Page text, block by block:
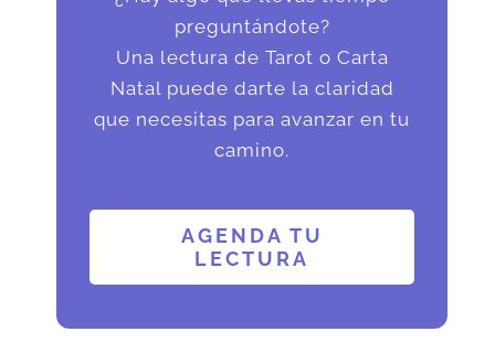
preguntándote?
Una lectura de Tarot o Carta
Natal puede darte la claridad
que necesitas para avanzar en tu
camino.
AGENDA TU
LECTURA